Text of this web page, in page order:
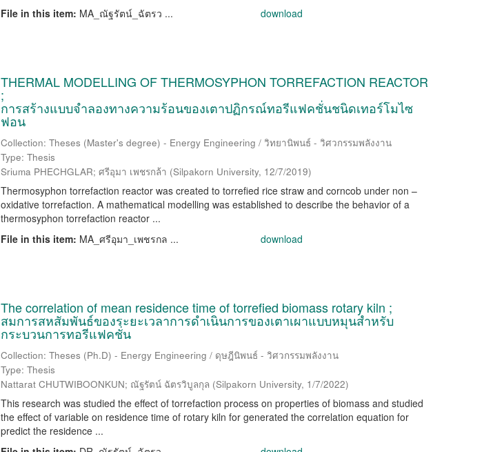
File in this item: MA_ณัฐรัตน์_ฉัตรว ... download
THERMAL MODELLING OF THERMOSYPHON TORREFACTION REACTOR
;
การสร้างแบบจำลองทางความร้อนของเตาปฏิกรณ์ทอรีแฟคชั่นชนิดเทอร์โมไซ
ฟอน
Collection: Theses (Master's degree) - Energy Engineering / วิทยานิพนธ์ - วิศวกรรมพลังงาน
Type: Thesis
Sriuma PHECHGLAR; ศรีอุมา เพชรกล้า (Silpakorn University, 12/7/2019)
Thermosyphon torrefaction reactor was created to torrefied rice straw and corncob under non –
oxidative torrefaction. A mathematical modelling was established to describe the behavior of a
thermosyphon torrefaction reactor ...
File in this item: MA_ศรีอุมา_เพชรกล ... download
The correlation of mean residence time of torrefied biomass rotary kiln ;
สมการสหสัมพันธ์ของระยะเวลาการดำเนินการของเตาเผาแบบหมุนสำหรับ
กระบวนการทอรีแฟคชั่น
Collection: Theses (Ph.D) - Energy Engineering / ดุษฎีนิพนธ์ - วิศวกรรมพลังงาน
Type: Thesis
Nattarat CHUTWIBOONKUN; ณัฐรัตน์ ฉัตรวิบูลกุล (Silpakorn University, 1/7/2022)
This research was studied the effect of torrefaction process on properties of biomass and studied
the effect of variable on residence time of rotary kiln for generated the correlation equation for
predict the residence ...